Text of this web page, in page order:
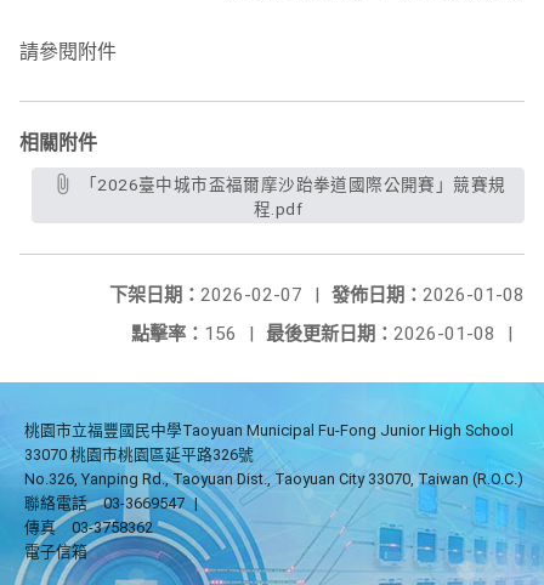
請參閱附件
相關附件
程.pdf
發佈日期： 2026-01-08
下架日期： 2026-02-07
|
最後更新日期： 2026-01-08 |
點擊率： 156 |
桃園市立福豐國民中學Taoyuan Municipal Fu-Fong Junior High School
33070 桃園市桃園區延平路326號
No.326, Yanping Rd., Taoyuan Dist., Taoyuan City 33070, Taiwan (R.O.C.)
聯絡電話
03-3669547 |
傳真
03-3758362
電子信箱